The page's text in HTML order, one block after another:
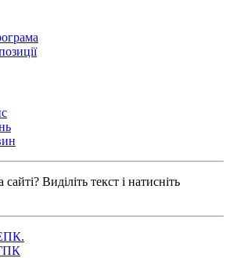
Виділіть текст і натисніть